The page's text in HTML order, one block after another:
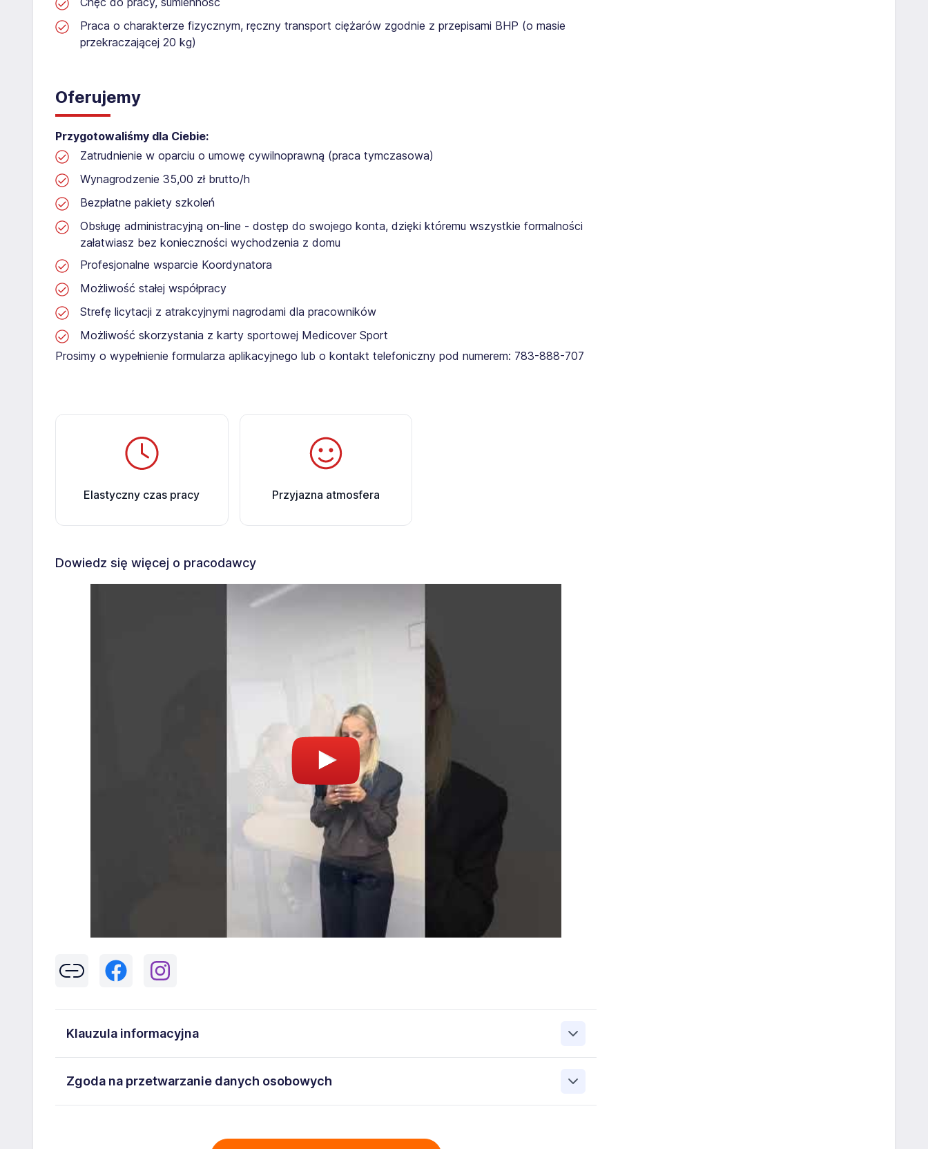
Praca o charakterze fizycznym, ręczny transport ciężarów zgodnie z przepisami BHP (o masie
przekraczającej 20 kg)
Oferujemy
Przygotowaliśmy dla Ciebie:
Zatrudnienie w oparciu o umowę cywilnoprawną (praca tymczasowa)
Wynagrodzenie 35,00 zł brutto/h
Bezpłatne pakiety szkoleń
Obsługę administracyjną on-line - dostęp do swojego konta, dzięki któremu wszystkie formalności
załatwiasz bez konieczności wychodzenia z domu
Profesjonalne wsparcie Koordynatora
Możliwość stałej współpracy
Strefę licytacji z atrakcyjnymi nagrodami dla pracowników
Możliwość skorzystania z karty sportowej Medicover Sport
Prosimy o wypełnienie formularza aplikacyjnego lub o kontakt telefoniczny pod numerem: 783-888-707​
Elastyczny czas pracy Przyjazna atmosfera
Dowiedz się więcej o pracodawcy
Klauzula informacyjna
43-300 Bielsko-Biała danych osobowych zawartych w zgłoszeniu rekrutacyjnym w celu prowadzenia rekrutacji
Zgoda na przetwarzanie danych osobowych
43-300 Bielsko-Biała ul. 11 Listopada 60-62 , NIP: 5471988634 zawartych w załączonych dokumentach